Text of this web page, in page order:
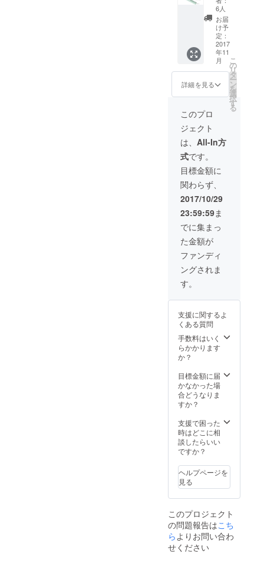
理石柄
から選
べま
す。
４点、
USB充
電ケー
ブル４
本、 マ
グネッ
ト式ス
タンド
（テー
プ、ネ
４点、
取扱説
明書で
す。 色
はホワ
イト、
グリー
ン、木
柄、大
理石柄
から選
べま
す。
6人
お届
け予
定：
2017
年11
月
詳細を見る
こ
の
リ
タ
ー
ン
を
選
択
す
る
このプロ
ジェクト
は、 All-In方
式です。
目標金額に
関わらず、
2017/10/29
23:59:59ま
でに集まっ
た金額が
ファンディ
ングされま
す。
支援に関するよ
くある質問
手数料はいく
らかかります
か？
目標金額に届
かなかった場
合どうなりま
すか？
支援で困った
時はどこに相
談したらいい
ですか？
ヘルプページを
見る
このプロジェクト
の問題報告はこち
らよりお問い合わ
せください